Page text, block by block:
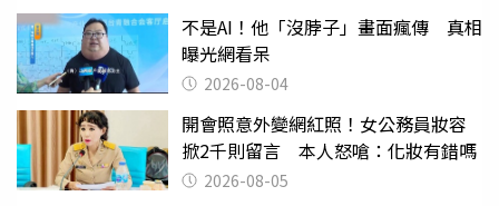
不是AI！他「沒脖子」畫面瘋傳 真相
曝光網看呆
2026-08-04
開會照意外變網紅照！女公務員妝容
掀2千則留言 本人怒嗆：化妝有錯嗎
2026-08-05